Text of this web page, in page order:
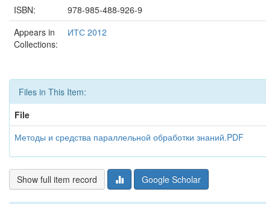
ISBN:
978-985-488-926-9
Appears in
Collections:
ИТС 2012
Files in This Item:
File
Методы и средства параллельной обработки знаний.PDF
Show full item record Google Scholar